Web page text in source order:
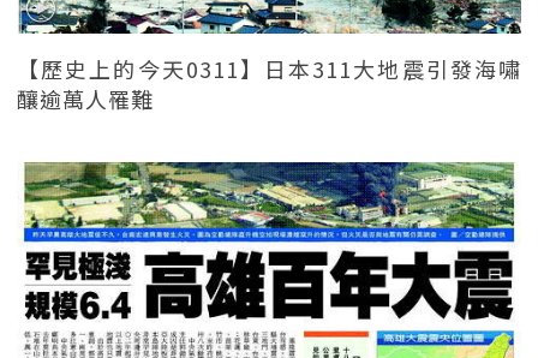
【歷史上的今天0311】日本311大地震引發海嘯
釀逾萬人罹難